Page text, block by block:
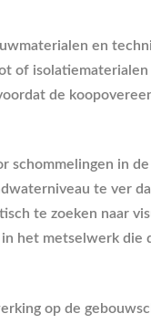
en
of isolatiematerialen
de
schommelingen in
te ver
te zoeken naar
het metselwerk die
op de